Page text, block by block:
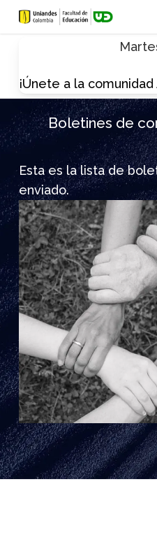
Skip
¡Únete a la comunidad
Boletines de
Esta es la lista de
enviado.